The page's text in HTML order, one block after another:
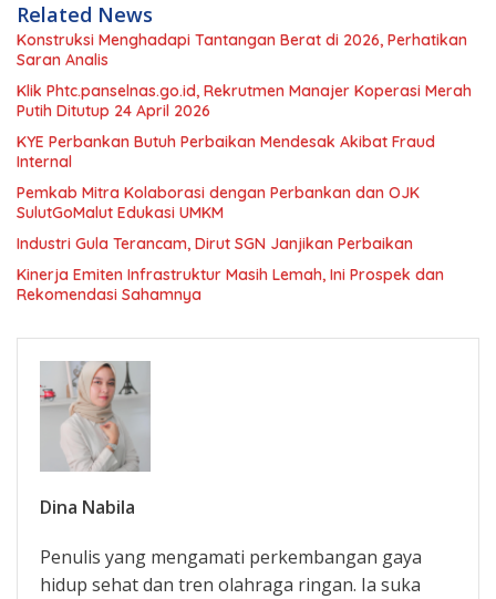
Related News
Konstruksi Menghadapi Tantangan Berat di 2026, Perhatikan
Saran Analis
Klik Phtc.panselnas.go.id, Rekrutmen Manajer Koperasi Merah
Putih Ditutup 24 April 2026
KYE Perbankan Butuh Perbaikan Mendesak Akibat Fraud
Internal
Pemkab Mitra Kolaborasi dengan Perbankan dan OJK
SulutGoMalut Edukasi UMKM
Industri Gula Terancam, Dirut SGN Janjikan Perbaikan
Kinerja Emiten Infrastruktur Masih Lemah, Ini Prospek dan
Rekomendasi Sahamnya
Dina Nabila
Penulis yang mengamati perkembangan gaya
hidup sehat dan tren olahraga ringan. Ia suka